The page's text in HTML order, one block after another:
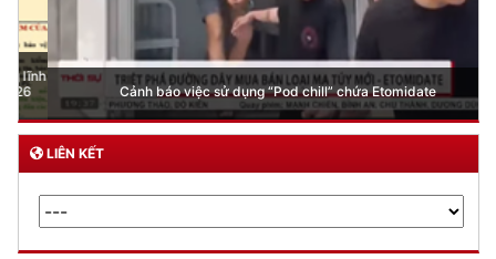
Cảnh báo việc sử dụng “Pod chill” chứa Etomidate
LIÊN KẾT